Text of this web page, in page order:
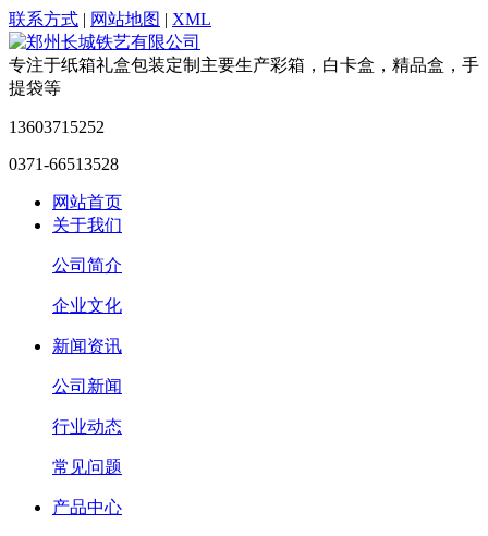
联系方式 | 网站地图 | XML
专注于纸箱礼盒包装定制 主要生产彩箱，白卡盒，精品盒，手
提袋等
13603715252
0371-66513528
网站首页
关于我们
公司简介
企业文化
新闻资讯
公司新闻
行业动态
常见问题
产品中心